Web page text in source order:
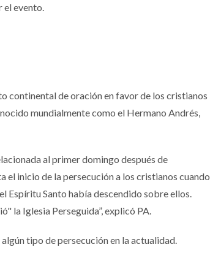
evento.
continental de oración en favor de los cristianos
mundialmente como el Hermano Andrés,
al primer domingo después de
el inicio de la persecución a los cristianos cuando
Espíritu Santo había descendido sobre ellos.
la Iglesia Perseguida”, explicó PA.
tipo de persecución en la actualidad.